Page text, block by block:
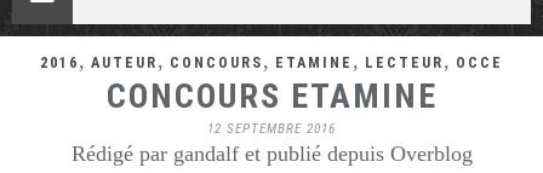
2016 , AUTEUR , CONCOURS , ETAMINE , LECTEUR , OCCE
CONCOURS ETAMINE
12 SEPTEMBRE 2016
Rédigé par gandalf et publié depuis Overblog